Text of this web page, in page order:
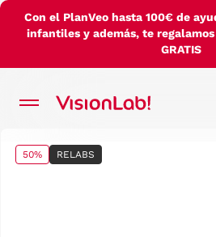
Con el PlanVeo hasta 100€ de
infantiles y además, te
GRATIS
50% RELABS